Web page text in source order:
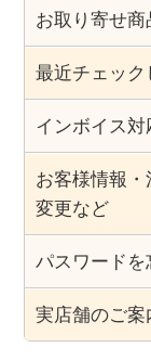
お取り寄せ商
最近チェック
インボイス
お客様情報
変更など
パスワードを
実店舗のご案